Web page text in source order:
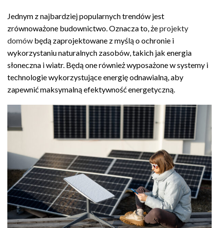
Jednym z najbardziej popularnych trendów jest
zrównoważone budownictwo. Oznacza to, żeprojekty
domów będą zaprojektowane z myślą o ochronie i
wykorzystaniu naturalnych zasobów, takich jak energia
słoneczna i wiatr. Będą one również wyposażone w systemy i
technologie wykorzystujące energię odnawialną, aby
zapewnić maksymalną efektywność energetyczną.